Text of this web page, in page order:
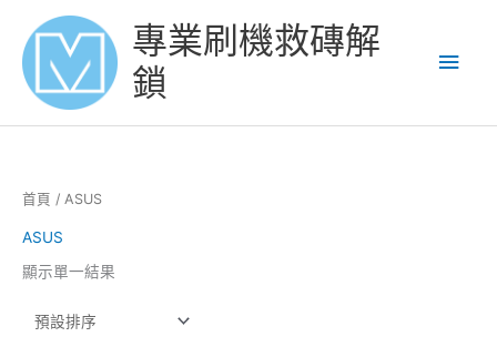
content
專業刷機救磚解
鎖
首頁 / ASUS
ASUS
顯示單一結果